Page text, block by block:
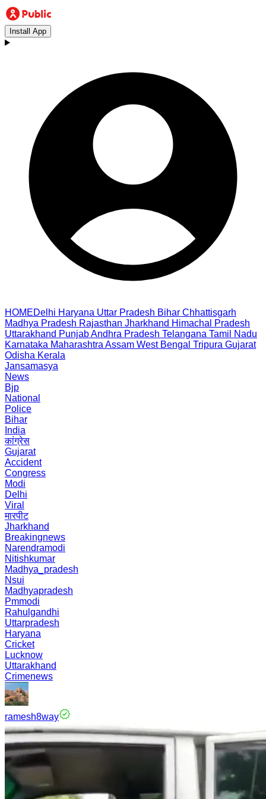
Install App
HOMEDelhi Haryana Uttar Pradesh Bihar Chhattisgarh
Madhya Pradesh Rajasthan Jharkhand Himachal Pradesh
Uttarakhand PunjabAndhra Pradesh Telangana Tamil Nadu
Karnataka Maharashtra Assam West Bengal Tripura Gujarat
Odisha Kerala
Jansamasya
News
Bjp
National
Police
Bihar
India
कांग्रेस
Gujarat
Accident
Congress
Modi
Delhi
Viral
मारपीट
Jharkhand
Breakingnews
Narendramodi
Nitishkumar
Madhya_pradesh
Nsui
Madhyapradesh
Pmmodi
Rahulgandhi
Uttarpradesh
Haryana
Cricket
Lucknow
Uttarakhand
Crimenews
ramesh8way